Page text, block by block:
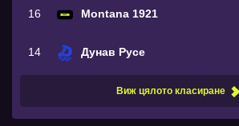
16 Montana 1921
14 Дунав Русе
Виж цялото класиране